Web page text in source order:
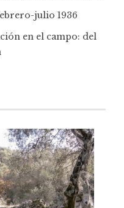
julio 1936
en el campo: del